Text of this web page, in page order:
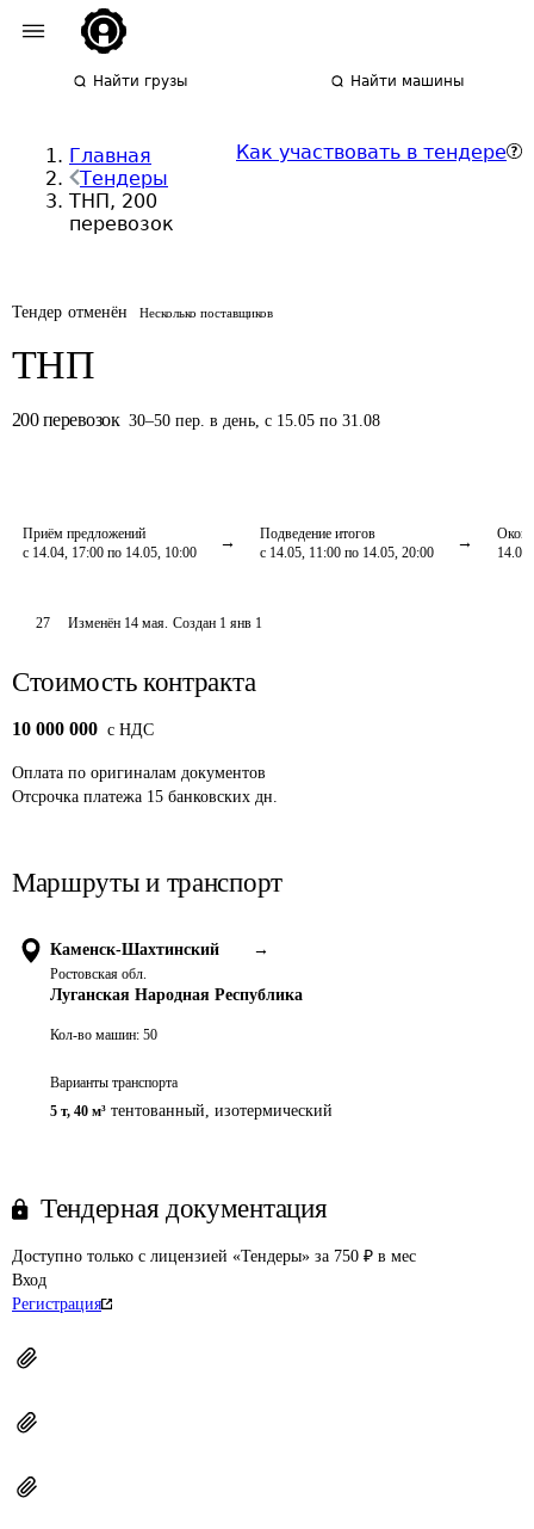
Найти грузы Найти машины
Главная
Тендеры
ТНП, 200
перевозок
Как участвовать в тендере
Тендер отменён Несколько поставщиков
ТНП
200 перевозок 30–50 пер. в день,с 15.05 по 31.08
Приём предложений
с 14.04, 17:00 по 14.05, 10:00
Подведение итогов
с 14.05, 11:00 по 14.05, 20:00
27 Изменён 14 мая. Создан 1 янв 1
Стоимость контракта
10 000 000 c НДС
Оплата по оригиналам документов
Отсрочка платежа 15 банковских дн.
Маршруты и транспорт
Каменск-Шахтинский →
Ростовская обл.
Луганская Народная Республика
Кол-во машин: 50
Варианты транспорта
5 т, 40 м³ тентованный, изотермический
Тендерная документация
Доступно только с лицензией «Тендеры» за 750 ₽ в мес
Вход
Регистрация